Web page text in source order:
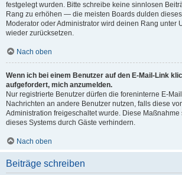
festgelegt wurden. Bitte schreibe keine sinnlosen
Rang zu erhöhen — die meisten Boards dulden
Moderator oder Administrator wird deinen Rang unter
wieder zurücksetzen.
Nach oben
Wenn ich bei einem Benutzer auf den E-Mail-Link
aufgefordert, mich anzumelden.
Nur registrierte Benutzer dürfen die foreninterne E-
Nachrichten an andere Benutzer nutzen, falls diese
Administration freigeschaltet wurde. Diese Maßnahme
dieses Systems durch Gäste verhindern.
Nach oben
Beiträge schreiben